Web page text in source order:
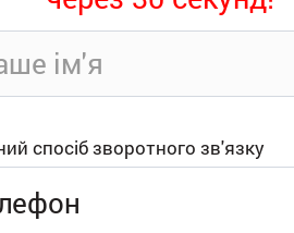
302 відгуків
Roll Air UP
жорсткість
- 457
спосіб зворотного зв'язку